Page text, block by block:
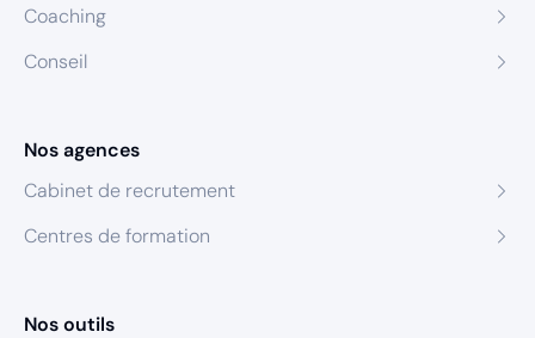
Coaching
Conseil
Nos agences
Cabinet de recrutement
Centres de formation
Nos outils